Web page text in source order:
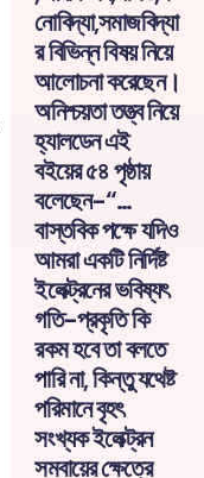
নোবিদ্যা,সমাজবিদ্যা
র বিভিন্ন বিষয় নিয়ে
আলোচনা করেছেন।
অনিশ্চয়তা তত্ত্ব নিয়ে
হ্যালডেন এই
বইয়ের ৫৪ পৃষ্ঠায়
বলেছেন-“…
বাস্তবিক পক্ষে যদিও
আমরা একটি নির্দিষ্ট
ইলেক্ট্রনের ভবিষ্যৎ
গতি-প্রকৃতি কি
রকম হবে তা বলতে
পারি না, কিন্তু যথেষ্ট
পরিমানে বৃহৎ
সংখ্যক ইলেক্ট্রন
সমবায়ের ক্ষেত্রে